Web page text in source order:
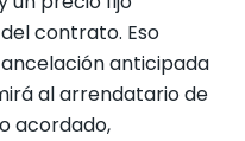
contrato. Eso
anticipada
al arrendatario de
acordado,